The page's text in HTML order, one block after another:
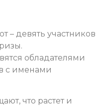
– девять участников
обладателями
с именами
что растет и